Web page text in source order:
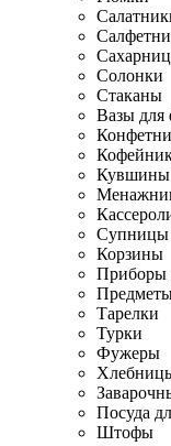
Солонки
Стаканы
Вазы для
Кувшины
Супницы
Корзины
Приборы
Тарелки
Турки
Фужеры
Посуда
Штофы